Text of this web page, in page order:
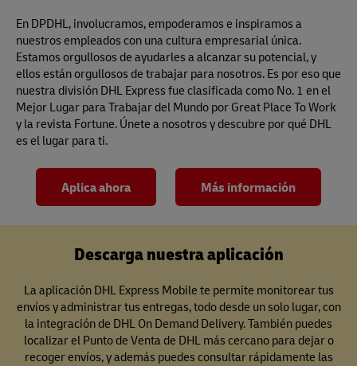
En DPDHL, involucramos, empoderamos e inspiramos a
nuestros empleados con una cultura empresarial única.
Estamos orgullosos de ayudarles a alcanzar su potencial, y
ellos están orgullosos de trabajar para nosotros. Es por eso que
nuestra división DHL Express fue clasificada como No. 1 en el
Mejor Lugar para Trabajar del Mundo por Great Place To Work
y la revista Fortune. Únete a nosotros y descubre por qué DHL
es el lugar para ti.
Aplica ahora Más información
Descarga nuestra aplicación
La aplicación DHL Express Mobile te permite monitorear tus
envíos y administrar tus entregas, todo desde un solo lugar, con
la integración de DHL On Demand Delivery. También puedes
localizar el Punto de Venta de DHL más cercano para dejar o
recoger envíos, y además puedes consultar rápidamente las